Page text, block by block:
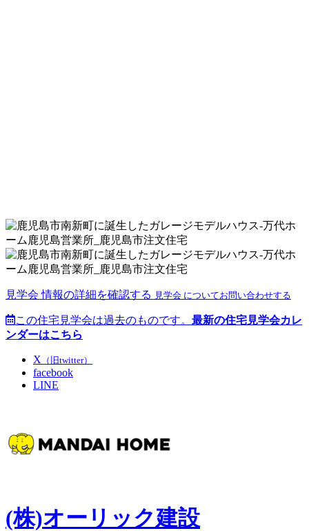
見学会 情報の詳細を確認する 見学会 についてお問い合わせする
この住宅見学会は過去のものです。 最新の住宅見学会カレ
ンダーはこちら
X （旧twitter）
facebook
LINE
(株)オーリック建設